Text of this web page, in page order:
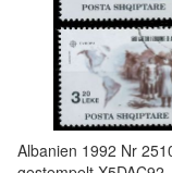
Albanien 1992 Nr